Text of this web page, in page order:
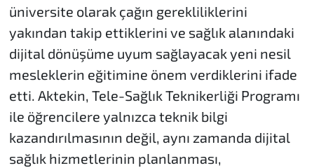
üniversite olarak çağın gerekliliklerini
yakından takip ettiklerini ve sağlık alanındaki
dijital dönüşüme uyum sağlayacak yeni nesil
mesleklerin eğitimine önem verdiklerini ifade
etti. Aktekin, Tele-Sağlık Teknikerliği Programı
ile öğrencilere yalnızca teknik bilgi
kazandırılmasının değil, aynı zamanda dijital
sağlık hizmetlerinin planlanması,